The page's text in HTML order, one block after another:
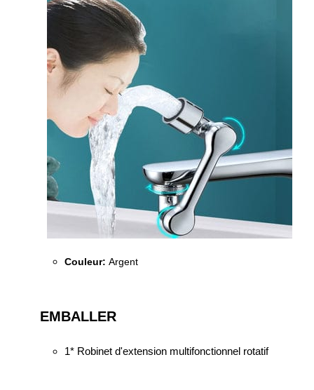
Couleur: Argent
EMBALLER
1* Robinet d'extension multifonctionnel rotatif